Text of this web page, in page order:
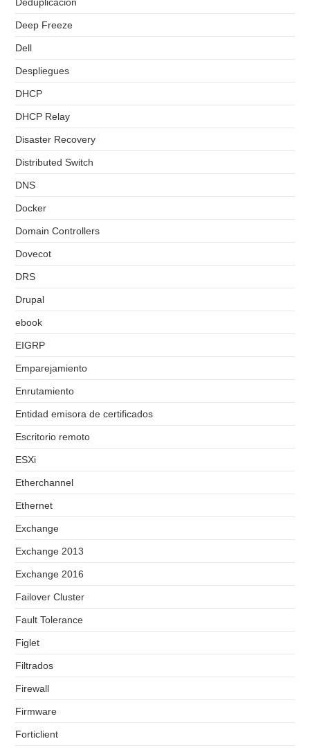
Deduplicacion
Deep Freeze
Dell
Despliegues
DHCP
DHCP Relay
Disaster Recovery
Distributed Switch
DNS
Docker
Domain Controllers
Dovecot
DRS
Drupal
ebook
EIGRP
Emparejamiento
Enrutamiento
Entidad emisora de certificados
Escritorio remoto
ESXi
Etherchannel
Ethernet
Exchange
Exchange 2013
Exchange 2016
Failover Cluster
Fault Tolerance
Figlet
Filtrados
Firewall
Firmware
Forticlient